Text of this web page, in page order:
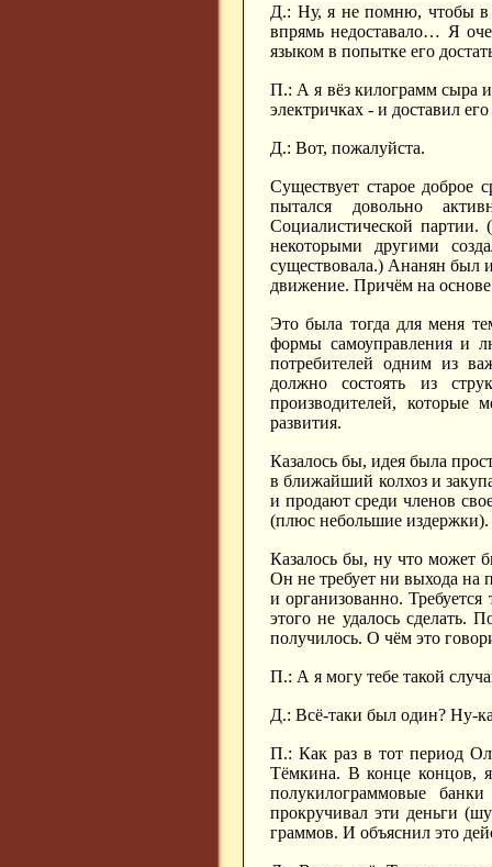
Д.: Ну, я не помню, чтобы в
впрямь недоставало… Я
языком в попытке его
П.: А я вёз килограмм сыра
электричках - и доставил
Д.: Вот, пожалуйста.
Существует старое
пытался довольно
Социалистической
некоторыми другими
существовала.) Ананян был
движение. Причём на
Это была тогда для меня
формы самоуправления и
потребителей одним из
должно состоять из
производителей, которые
развития.
Казалось бы, идея была
в ближайший колхоз и
и продают среди членов
(плюс небольшие издержки).
Казалось бы, ну что может
Он не требует ни выхода на
и организованно.
этого не удалось сделать.
получилось. О чём это
П.: А я могу тебе такой
Д.: Всё-таки был один? Ну-
П.: Как раз в тот период
Тёмкина. В конце концов,
полукилограммовые
прокручивал эти деньги
граммов. И объяснил это